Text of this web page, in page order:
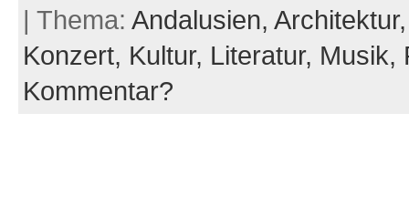
| Thema: Andalusien,
Konzert, Kultur, Literatur, Musik,
Kommentar?